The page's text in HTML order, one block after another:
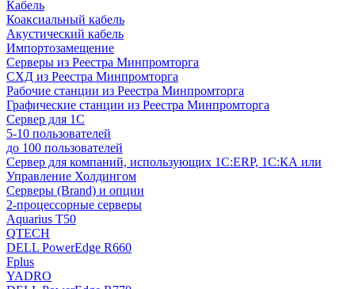
Кабель
Коаксиальный кабель
Акустический кабель
Импортозамещение
Серверы из Реестра Минпромторга
СХД из Реестра Минпромторга
Рабочие станции из Реестра Минпромторга
Графические станции из Реестра Минпромторга
Сервер для 1С
5-10 пользователей
до 100 пользователей
Сервер для компаний, использующих 1C:ERP, 1С:КА или
Управление Холдингом
Серверы (Brand) и опции
2-процессорные серверы
Aquarius T50
QTECH
DELL PowerEdge R660
Fplus
YADRO